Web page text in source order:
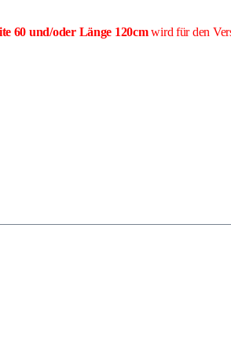
60 und/oder Länge 120cmwird für den